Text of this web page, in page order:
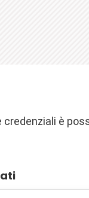
credenziali è